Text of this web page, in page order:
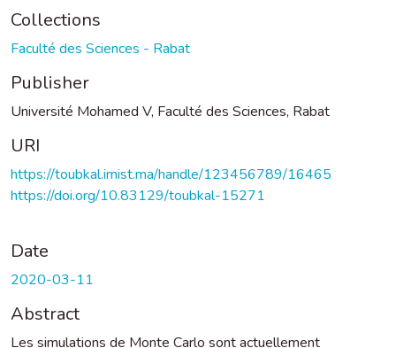
Collections
Faculté des Sciences - Rabat
Publisher
Université Mohamed V, Faculté des Sciences, Rabat
URI
https://toubkal.imist.ma/handle/123456789/16465
https://doi.org/10.83129/toubkal-15271
Date
2020-03-11
Abstract
Les simulations de Monte Carlo sont actuellement